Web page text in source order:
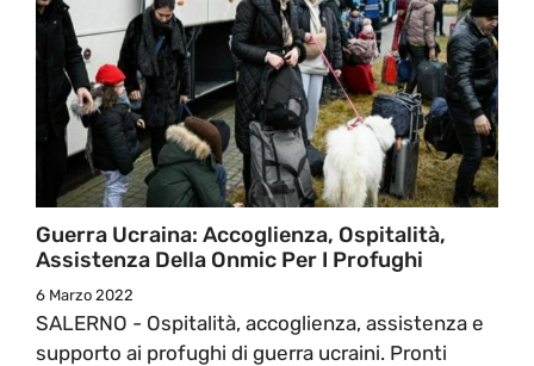
Guerra Ucraina: Accoglienza, Ospitalità,
Assistenza Della Onmic Per I Profughi
6 Marzo 2022
SALERNO - Ospitalità, accoglienza, assistenza e
supporto ai profughi di guerra ucraini. Pronti